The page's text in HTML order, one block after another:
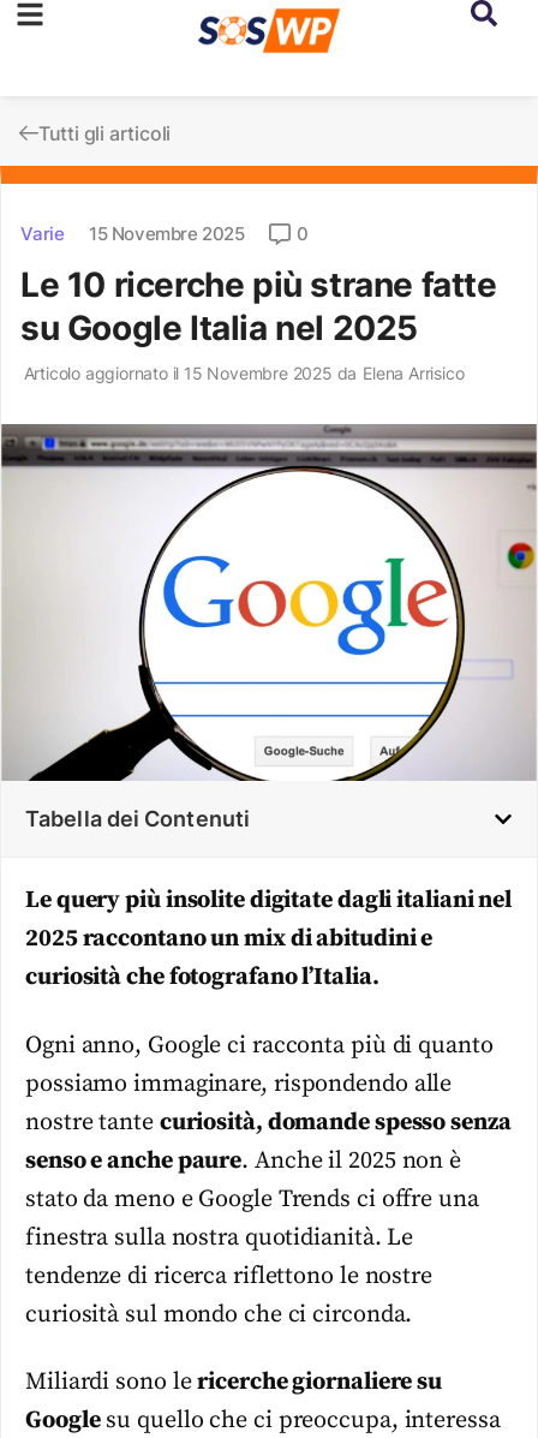
Tutti gli articoli
Varie 15 Novembre 2025 0
Le 10 ricerche più strane fatte
su Google Italia nel 2025
Articolo aggiornato il 15 Novembre 2025 da Elena Arrisico
Tabella dei Contenuti
Le query più insolite digitate dagli italiani nel
2025 raccontano un mix di abitudini e
curiosità che fotografano l’Italia.
Ogni anno, Google ci racconta più di quanto
possiamo immaginare, rispondendo alle
nostre tante curiosità, domande spesso senza
senso e anche paure. Anche il 2025 non è
stato da meno e Google Trends ci offre una
finestra sulla nostra quotidianità. Le
tendenze di ricerca riflettono le nostre
curiosità sul mondo che ci circonda.
Miliardi sono lericerche giornaliere su
Googlesu quello che ci preoccupa, interessa